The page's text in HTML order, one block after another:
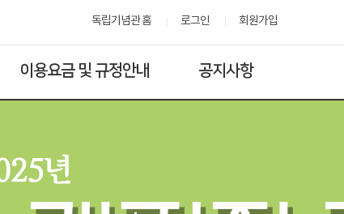
독립기념관 홈 로그인 회원가입
이용요금 및 규정안내 공지사항